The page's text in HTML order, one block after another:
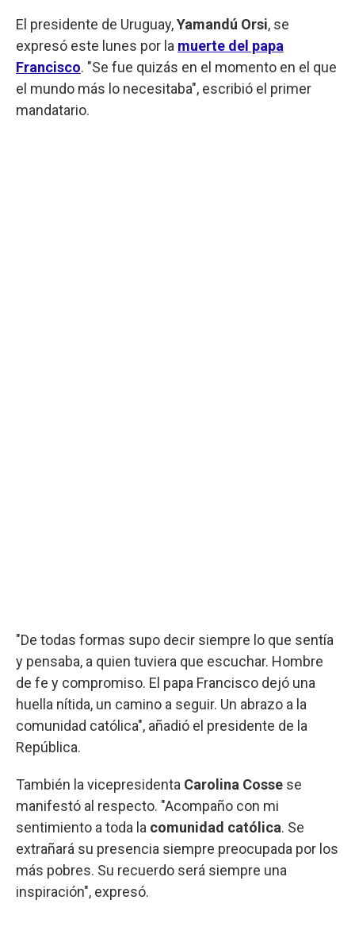
El presidente de Uruguay,Yamandú Orsi, se
expresó este lunes por la muerte del papa
Francisco. "Se fue quizás en el momento en el que
el mundo más lo necesitaba", escribió el primer
mandatario.
"De todas formas supo decir siempre lo que sentía
y pensaba, a quien tuviera que escuchar. Hombre
de fe y compromiso. El papa Francisco dejó una
huella nítida, un camino a seguir. Un abrazo a la
comunidad católica", añadió el presidente de la
República.
También la vicepresidenta Carolina Cosse se
manifestó al respecto. "Acompaño con mi
sentimiento a toda la comunidad católica. Se
extrañará su presencia siempre preocupada por los
más pobres. Su recuerdo será siempre una
inspiración", expresó.